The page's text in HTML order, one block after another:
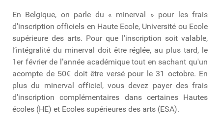
En Belgique, on parle du « minerval » pour les frais
d’inscription officiels en Haute Ecole, Université ou Ecole
supérieure des arts. Pour que l’inscription soit valable,
l’intégralité du minerval doit être réglée, au plus tard, le
1er février de l’année académique tout en sachant qu'un
acompte de 50€ doit être versé pour le 31 octobre. En
plus du minerval officiel, vous devez payer des frais
d’inscription complémentaires dans certaines Hautes
écoles (HE) et Ecoles supérieures des arts (ESA).